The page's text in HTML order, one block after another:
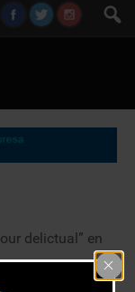
delictual” en